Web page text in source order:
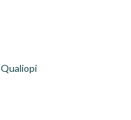
Qualiopi